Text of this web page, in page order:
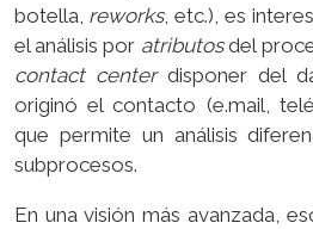
botella, reworks, etc.), es
el análisis por atributosdel
contact centerdisponer del
originó el contacto (e.mail,
que permite un análisis
subprocesos.
En una visión más avanzada,